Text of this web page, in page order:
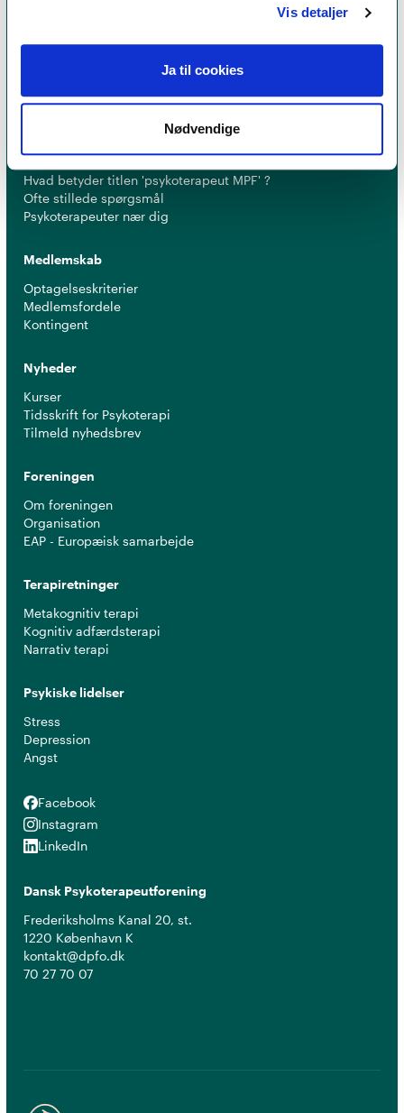
Vis detaljer
Ja til cookies
Nødvendige
leve op til en række kriterier om uddannelse og
Hvad betyder titlen 'psykoterapeut MPF' ?
Ofte stillede spørgsmål
Psykoterapeuter nær dig
Medlemskab
Optagelseskriterier
Medlemsfordele
Kontingent
Nyheder
Kurser
Tidsskrift for Psykoterapi
Tilmeld nyhedsbrev
Foreningen
Om foreningen
Organisation
EAP - Europæisk samarbejde
Terapiretninger
Metakognitiv terapi
Kognitiv adfærdsterapi
Narrativ terapi
Psykiske lidelser
Stress
Depression
Angst
Facebook
Facebook
Instagram
Instagram
LinkedIn
LinkedIn
Dansk Psykoterapeutforening
Frederiksholms Kanal 20, st.
1220 København K
kontakt@dpfo.dk
70 27 70 07